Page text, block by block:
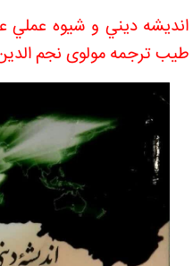
انديشه ديني و شيوه عملي
طيب ترجمه مولوی نجم